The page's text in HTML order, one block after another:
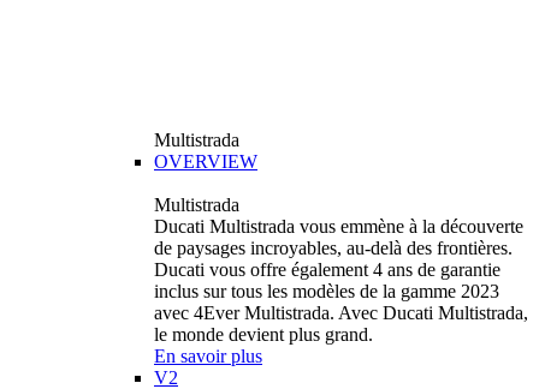
Multistrada
OVERVIEW
Multistrada
Ducati Multistrada vous emmène à la découverte
de paysages incroyables, au-delà des frontières.
Ducati vous offre également 4 ans de garantie
inclus sur tous les modèles de la gamme 2023
avec 4Ever Multistrada. Avec Ducati Multistrada,
le monde devient plus grand.
En savoir plus
V2